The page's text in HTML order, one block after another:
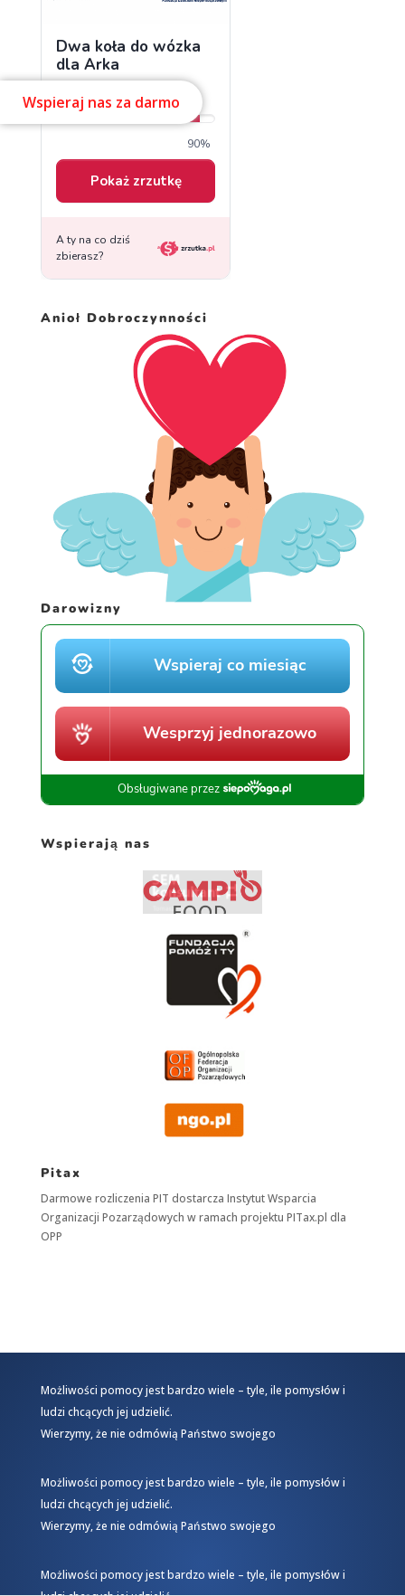
Anioł Dobroczynności
Darowizny
Wspierają nas
Pitax
Darmowe rozliczenia PIT dostarcza Instytut Wsparcia
Organizacji Pozarządowych w ramach projektu PITax.pl dla
OPP
Możliwości pomocy jest bardzo wiele – tyle, ile pomysłów i
ludzi chcących jej udzielić.
Wierzymy, że nie odmówią Państwo swojego
Możliwości pomocy jest bardzo wiele – tyle, ile pomysłów i
ludzi chcących jej udzielić.
Wierzymy, że nie odmówią Państwo swojego
Możliwości pomocy jest bardzo wiele – tyle, ile pomysłów i
Wspieraj nas za darmo